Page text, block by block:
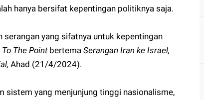
hanya bersifat kepentingan politiknya saja.
serangan yang sifatnya untuk kepentingan
The Point bertema Serangan Iran ke Israel,
Ahad (21/4/2024).
sistem yang menjunjung tinggi nasionalisme,